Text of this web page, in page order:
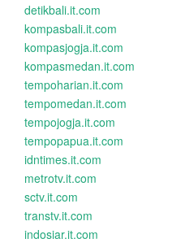
detikbali.it.com
kompasbali.it.com
kompasjogja.it.com
kompasmedan.it.com
tempoharian.it.com
tempomedan.it.com
tempojogja.it.com
tempopapua.it.com
idntimes.it.com
metrotv.it.com
sctv.it.com
transtv.it.com
indosiar.it.com